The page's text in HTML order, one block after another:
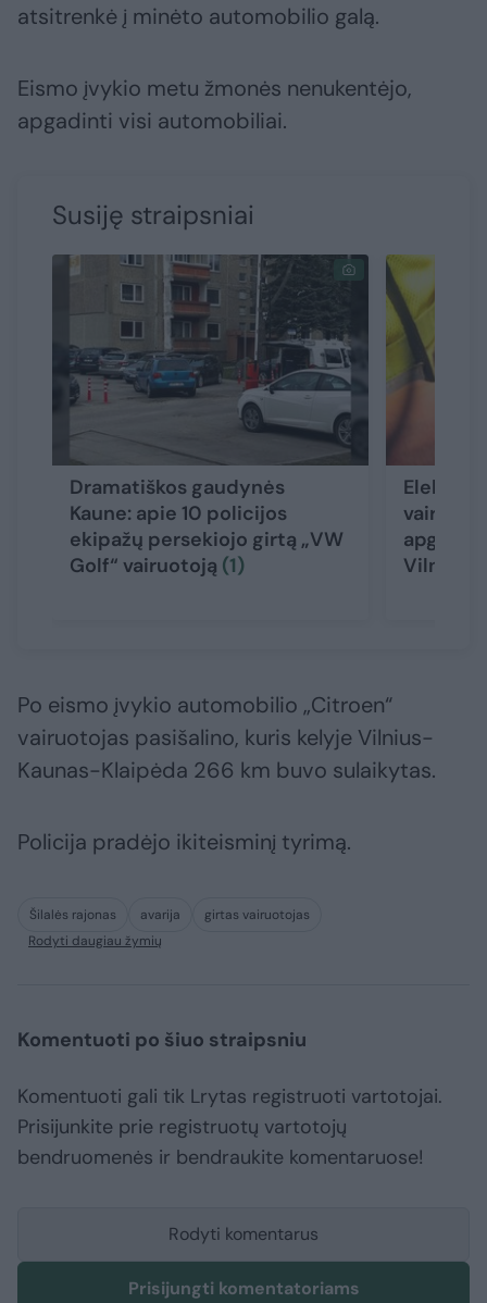
atsitrenkė į minėto automobilio galą.
Eismo įvykio metu žmonės nenukentėjo,
apgadinti visi automobiliai.
Susiję straipsniai
Dramatiškos gaudynės
Kaune: apie 10 policijos
ekipažų persekiojo girtą „VW
Golf“ vairuotoją (1)
Vilniuje
Po eismo įvykio automobilio „Citroen“
vairuotojas pasišalino, kuris kelyje Vilnius-
Kaunas-Klaipėda 266 km buvo sulaikytas.
Policija pradėjo ikiteisminį tyrimą.
Šilalės rajonas avarija
girtas vairuotojas
Rodyti daugiau žymių
Komentuoti po šiuo straipsniu
Komentuoti gali tik Lrytas registruoti vartotojai.
Prisijunkite prie registruotų vartotojų
bendruomenės ir bendraukite komentaruose!
Rodyti komentarus
Prisijungti komentatoriams